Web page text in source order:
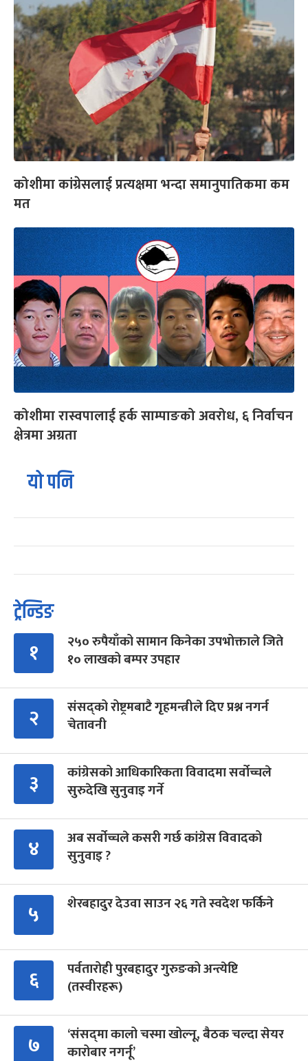
कोशीमा कांग्रेसलाई प्रत्यक्षमा भन्दा समानुपातिकमा कम
मत
कोशीमा रास्वपालाई हर्क साम्पाङको अवरोध, ६ निर्वाचन
क्षेत्रमा अग्रता
यो पनि
ट्रेन्डिङ
१
२५० रुपैयाँको सामान किनेका उपभोक्ताले जिते
१० लाखको बम्पर उपहार
२
संसद्को रोष्ट्रमबाटै गृहमन्त्रीले दिए प्रश्न नगर्न
चेतावनी
३
कांग्रेसको आधिकारिकता विवादमा सर्वोच्चले
सुरुदेखि सुनुवाइ गर्ने
४
अब सर्वोच्चले कसरी गर्छ कांग्रेस विवादको
सुनुवाइ ?
५ शेरबहादुर देउवा साउन २६ गते स्वदेश फर्किने
६
पर्वतारोही पुरबहादुर गुरुङको अन्त्येष्टि
(तस्वीरहरू)
७
‘संसद्‍मा कालो चस्मा खोल्नू, बैठक चल्दा सेयर
कारोबार नगर्नू’